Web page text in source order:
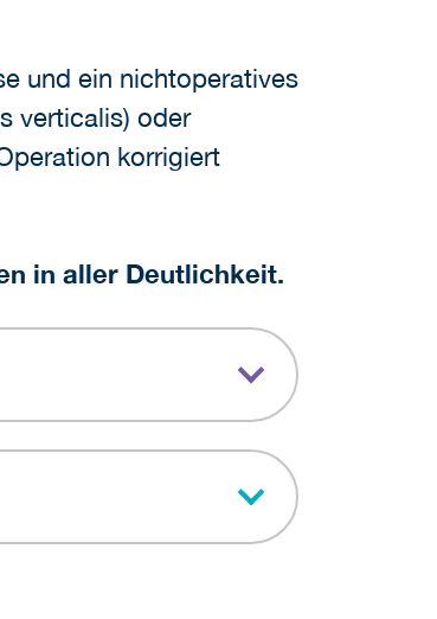
und ein nichtoperatives
verticalis) oder
korrigiert
in aller Deutlichkeit.